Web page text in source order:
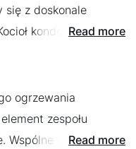
się z doskonale
kondensacyjny,
Read more
ogrzewania
zespołu
Wspólne sterowanie
Read more